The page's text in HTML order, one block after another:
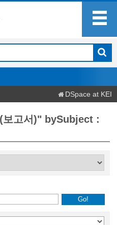
DSpace at KEI
고서)" bySubject :